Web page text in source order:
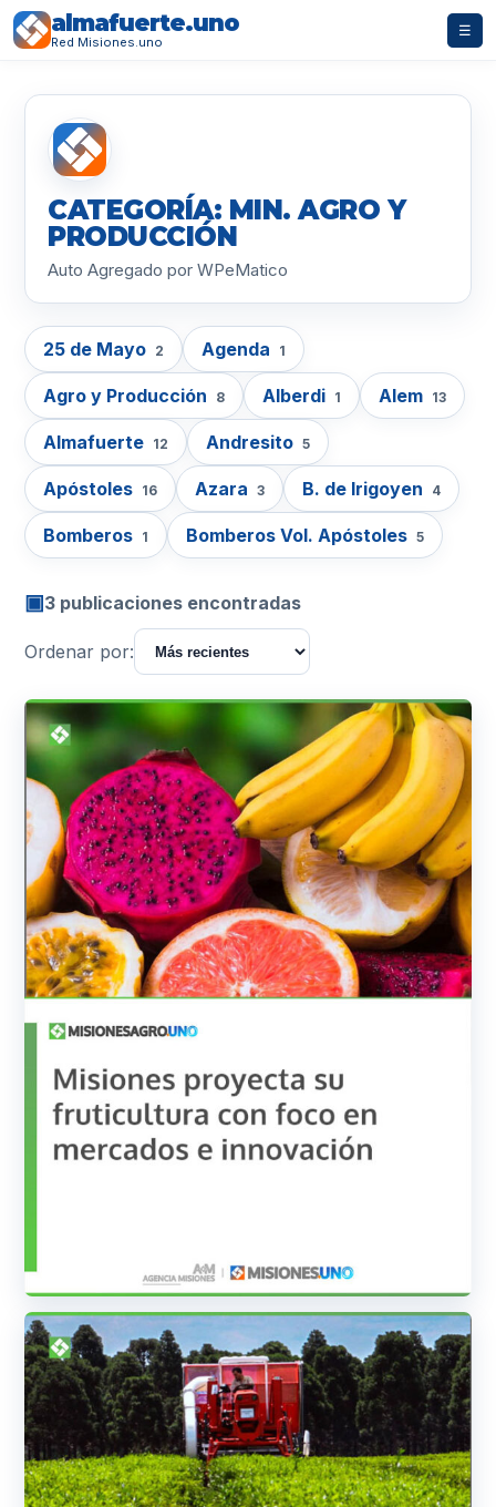
almafuerte.uno
Red Misiones.uno
☰
CATEGORÍA: MIN. AGRO Y
PRODUCCIÓN
Auto Agregado por WPeMatico
25 de Mayo 2 Agenda 1
Agro y Producción 8 Alberdi 1 Alem 13
Almafuerte 12 Andresito 5
Apóstoles 16 Azara 3 B. de Irigoyen 4
Bomberos 1 Bomberos Vol. Apóstoles 5
▣3 publicaciones encontradas
Ordenar por: